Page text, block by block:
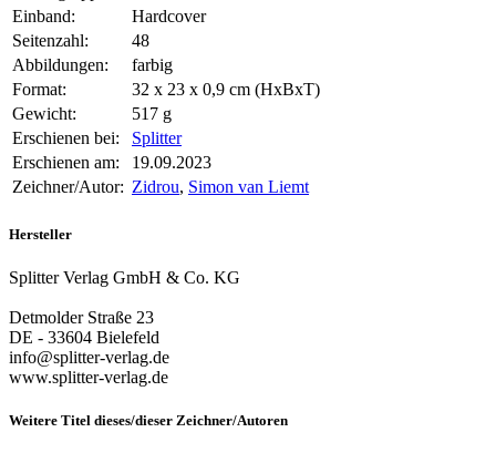
Einband:
Hardcover
Seitenzahl:
48
Abbildungen:
farbig
Format:
32 x 23 x 0,9 cm (HxBxT)
Gewicht:
517 g
Erschienen bei:
Splitter
Erschienen am:
19.09.2023
Zeichner/Autor: Zidrou, Simon van Liemt
Hersteller
Splitter Verlag GmbH & Co. KG
Detmolder Straße 23
DE - 33604 Bielefeld
info@splitter-verlag.de
www.splitter-verlag.de
Weitere Titel dieses/dieser Zeichner/Autoren